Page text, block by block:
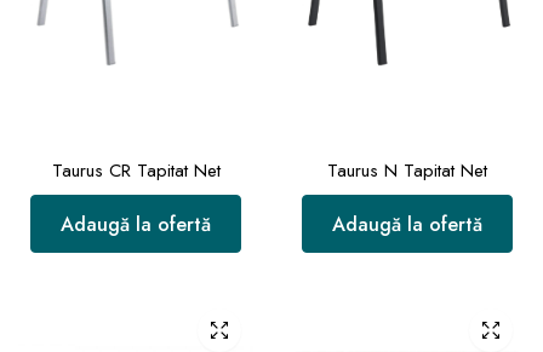
Taurus CR Tapitat Net
Adaugă la ofertă
Taurus N Tapitat Net
Adaugă la ofertă